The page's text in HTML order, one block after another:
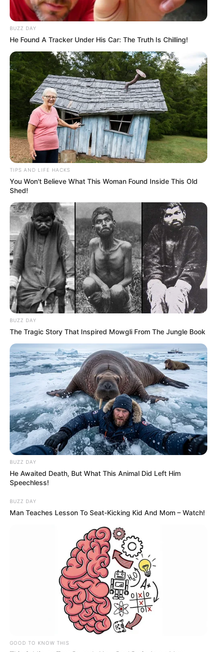
BUZZ DAY
He Found A Tracker Under His Car: The Truth Is Chilling!
TIPS AND LIFE HACKS
You Won't Believe What This Woman Found Inside This Old
Shed!
BUZZ DAY
The Tragic Story That Inspired Mowgli From The Jungle Book
BUZZ DAY
He Awaited Death, But What This Animal Did Left Him
Speechless!
BUZZ DAY
Man Teaches Lesson To Seat-Kicking Kid And Mom – Watch!
GOOD TO KNOW THIS